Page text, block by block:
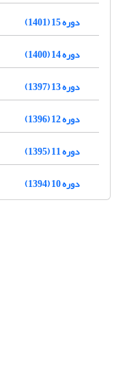
دوره 15 (1401)
دوره 14 (1400)
دوره 13 (1397)
دوره 12 (1396)
دوره 11 (1395)
دوره 10 (1394)